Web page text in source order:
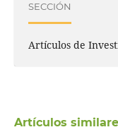
SECCIÓN
Artículos de
Artículos